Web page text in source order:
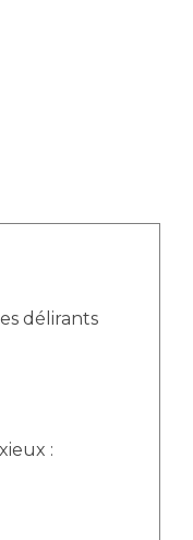
délirants
: